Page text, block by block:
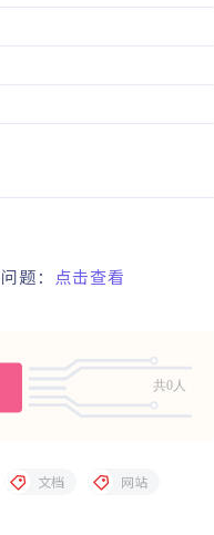
题： 点击查看
共0人
文档 网站